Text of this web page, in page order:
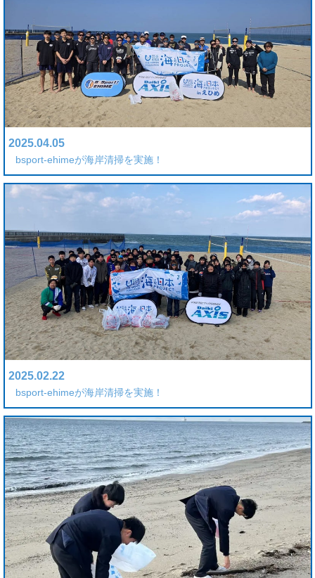
2025.04.05
bsport-ehimeが海岸清掃を実施！
2025.02.22
bsport-ehimeが海岸清掃を実施！